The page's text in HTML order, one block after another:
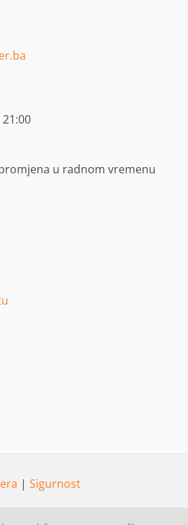
u radnom vremenu
| Sigurnost